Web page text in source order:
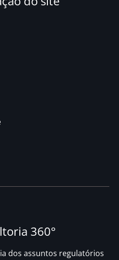
360°
dos assuntos regulatórios